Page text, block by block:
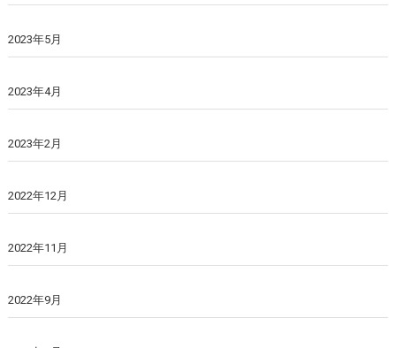
2023年5月
2023年4月
2023年2月
2022年12月
2022年11月
2022年9月